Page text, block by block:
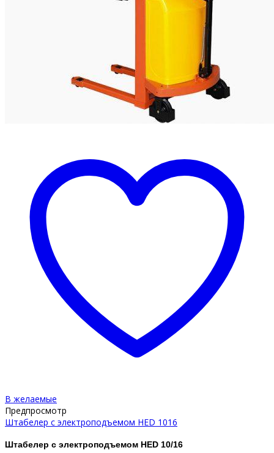
В желаемые
Предпросмотр
Штабелер с электроподъемом HED 1016
Штабелер с электроподъемом HED 10/16